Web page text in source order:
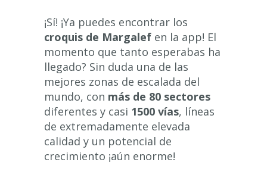
¡Sí! ¡Ya puedes encontrar los
croquis de Margalef en la app! El
momento que tanto esperabas ha
llegado? Sin duda una de las
mejores zonas de escalada del
mundo, con más de 80 sectores
diferentes y casi 1500 vías, líneas
de extremadamente elevada
calidad y un potencial de
crecimiento ¡aún enorme!